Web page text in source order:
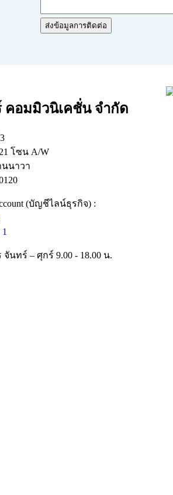
คอมมิวนิเคชั่น จำกัด
โซน A/W
นาวา
(บัญชีไลน์ธุรกิจ) :
นทร์ – ศุกร์ 9.00 - 18.00 น.